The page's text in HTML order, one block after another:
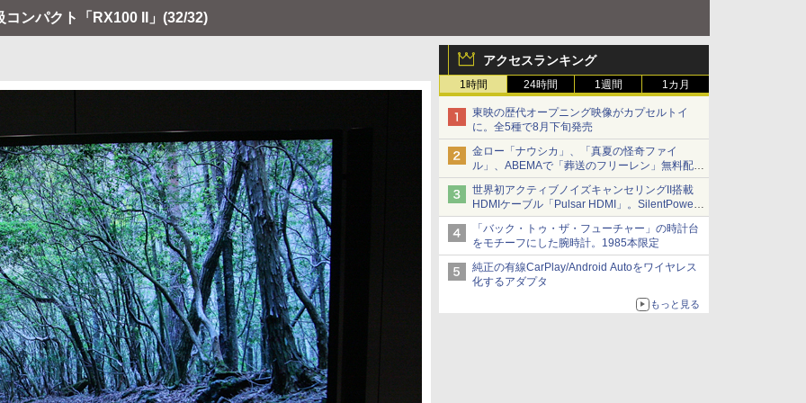
ンパクト「RX100 II」 (32/32)
アクセスランキング
1時間 24時間 1週間 1カ月
東映の歴代オープニング映像がカプセルトイ
に。全5種で8月下旬発売
金ロー「ナウシカ」、「真夏の怪奇ファイ
ル」、ABEMAで「葬送のフリーレン」無料配信
など。夏の特番・配信情報
世界初アクティブノイズキャンセリングII搭載
HDMIケーブル「Pulsar HDMI」。SilentPower
から
「バック・トゥ・ザ・フューチャー」の時計台
をモチーフにした腕時計。1985本限定
純正の有線CarPlay/Android Autoをワイヤレス
化するアダプタ
もっと見る